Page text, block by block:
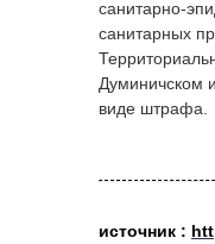
санитарно-
санитарных
Думиничском
виде штрафа.
источник :